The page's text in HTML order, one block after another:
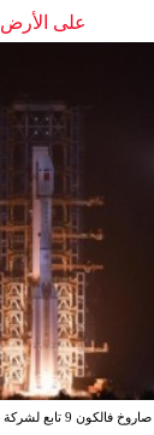
على الأرض
صاروخ فالكون 9 تابع لشركة سبيس إكس